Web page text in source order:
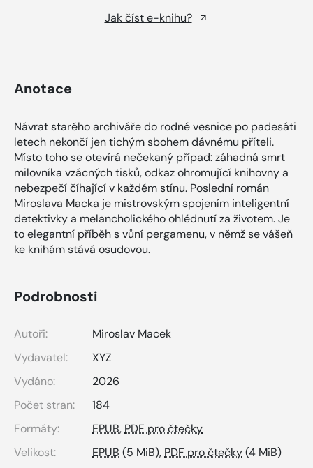
Jak číst e-knihu?
Anotace
Návrat starého archiváře do rodné vesnice po padesáti
letech nekončí jen tichým sbohem dávnému příteli.
Místo toho se otevírá nečekaný případ: záhadná smrt
milovníka vzácných tisků, odkaz ohromující knihovny a
nebezpečí číhající v každém stínu. Poslední román
Miroslava Macka je mistrovským spojením inteligentní
detektivky a melancholického ohlédnutí za životem. Je
to elegantní příběh s vůní pergamenu, v němž se vášeň
ke knihám stává osudovou.
Podrobnosti
Autoři:
Miroslav Macek
Vydavatel:
XYZ
Vydáno:
2026
Počet stran:
184
Formáty:
EPUB, PDF pro čtečky
Velikost:
EPUB (5 MiB), PDF pro čtečky(4 MiB)